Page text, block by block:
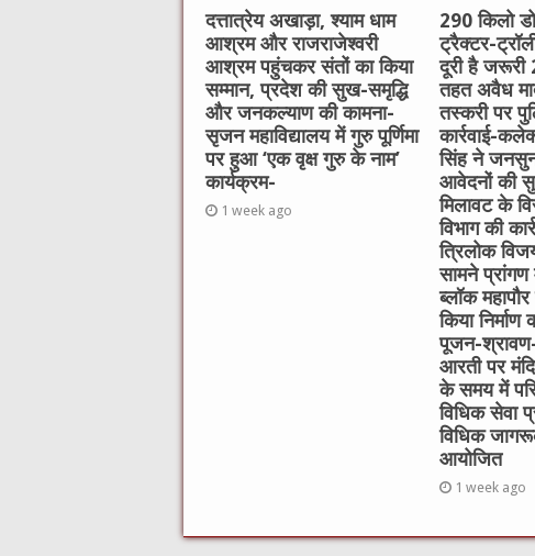
दत्तात्रेय अखाड़ा, श्याम धाम
आश्रम और राजराजेश्वरी
आश्रम पहुंचकर संतों का किया
सम्मान, प्रदेश की सुख-समृद्धि
और जनकल्याण की कामना-
सृजन महाविद्यालय में गुरु पूर्णिमा
पर हुआ ‘एक वृक्ष गुरु के नाम’
कार्यक्रम-
1 week ago
290 किलो
ट्रैक्टर-
दूरी है जरूरी
तहत अवैध
तस्करी पर
कार्रवाई-
सिंह ने
आवेदनों की
मिलावट के
विभाग की
त्रिलोक
सामने
ब्लॉक
किया निर्माण
पूजन-
आरती पर
के समय में
विधिक सेवा
विधिक
आयोजित
1 week ago